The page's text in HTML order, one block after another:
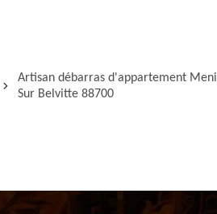
Artisan débarras d'appartement Menil
Sur Belvitte 88700